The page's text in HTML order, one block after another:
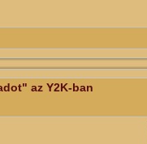
tartalommal kapcsolatosan
az Y2K-ban